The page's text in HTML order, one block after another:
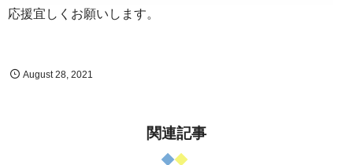
応援宜しくお願いします。
August 28 ,2021
関連記事